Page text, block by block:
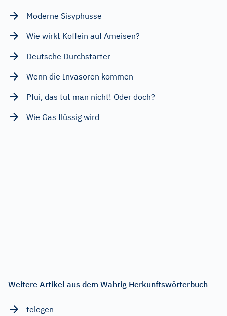
Moderne Sisyphusse
Wie wirkt Koffein auf Ameisen?
Deutsche Durchstarter
Wenn die Invasoren kommen
Pfui, das tut man nicht! Oder doch?
Wie Gas flüssig wird
Weitere Artikel aus dem Wahrig Herkunftswörterbuch
telegen